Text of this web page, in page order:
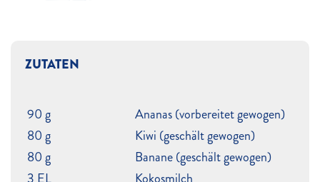
ZUTATEN
90 g
Ananas (vorbereitet gewogen)
80 g
Kiwi (geschält gewogen)
80 g
Banane (geschält gewogen)